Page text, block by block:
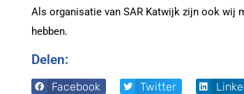
Als organisatie van SAR Katwijk zijn ook wij
hebben.
Delen:
Facebook Twitter